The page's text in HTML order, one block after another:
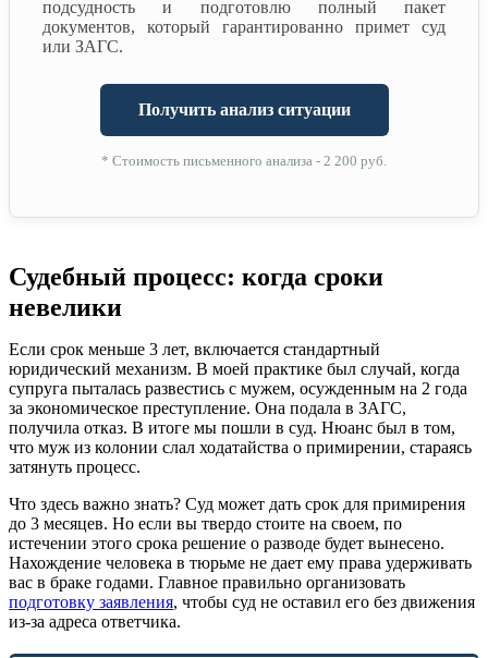
подсудность и подготовлю полный пакет
документов, который гарантированно примет суд
или ЗАГС.
Получить анализ ситуации
* Стоимость письменного анализа - 2 200 руб.
Судебный процесс: когда сроки
невелики
Если срок меньше 3 лет, включается стандартный
юридический механизм. В моей практике был случай, когда
супруга пыталась развестись с мужем, осужденным на 2 года
за экономическое преступление. Она подала в ЗАГС,
получила отказ. В итоге мы пошли в суд. Нюанс был в том,
что муж из колонии слал ходатайства о примирении, стараясь
затянуть процесс.
Что здесь важно знать? Суд может дать срок для примирения
до 3 месяцев. Но если вы твердо стоите на своем, по
истечении этого срока решение о разводе будет вынесено.
Нахождение человека в тюрьме не дает ему права удерживать
вас в браке годами. Главное правильно организовать
подготовку заявления, чтобы суд не оставил его без движения
из-за адреса ответчика.